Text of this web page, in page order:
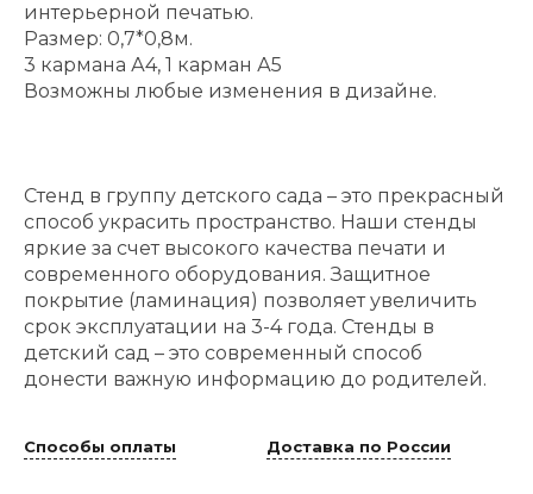
интерьерной печатью.
Размер: 0,7*0,8м.
3 кармана А4, 1 карман А5
Возможны любые изменения в дизайне.
Стенд в группу детского сада – это прекрасный
способ украсить пространство. Наши стенды
яркие за счет высокого качества печати и
современного оборудования. Защитное
покрытие (ламинация) позволяет увеличить
срок эксплуатации на 3-4 года. Стенды в
детский сад – это современный способ
донести важную информацию до родителей.
Способы оплаты Доставка по России